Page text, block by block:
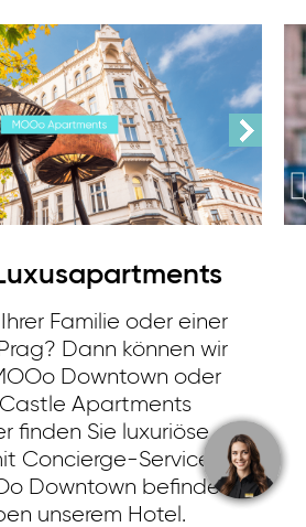
Familie oder einer
Dann können wir
Downtown oder
Apartments
finden Sie luxuriöse
Concierge-Service und
Downtown befindet
unserem Hotel.